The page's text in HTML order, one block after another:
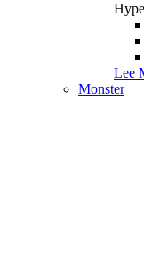
Lee
Monster